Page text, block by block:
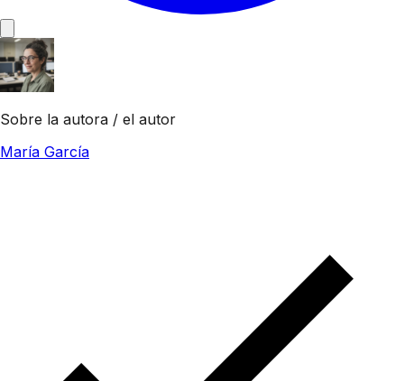
Sobre la autora / el autor
María García